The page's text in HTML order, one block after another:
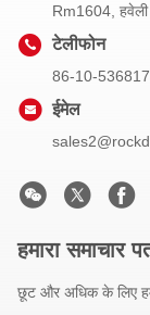
Rm1604,
टेलीफोन
86-10-
ईमेल
हमारा समाचार
छूट और अधिक के लिए